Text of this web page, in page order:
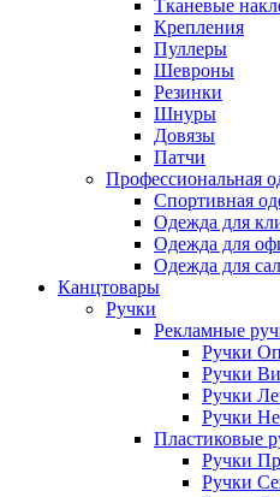
Тканевые
Крепления
Пуллеры
Шевроны
Резинки
Шнуры
Довязы
Патчи
Профессиональная
Спортивная
Одежда для
Одежда для
Одежда для
Канцтовары
Ручки
Рекламные
Ручки
Ручки
Ручки
Ручки
Пластиковые
Ручки
Ручки